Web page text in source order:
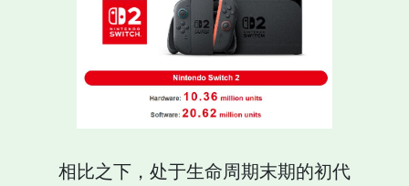
相比之下，处于生命周期末期的初代